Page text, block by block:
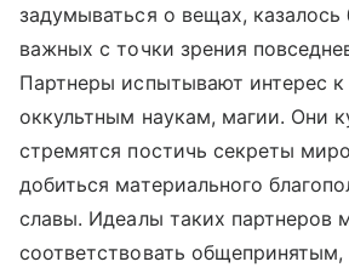
задумываться о вещах,
важных с точки зрения
Партнеры испытывают интерес
оккультным наукам, магии. Они
стремятся постичь секреты
добиться материального
славы. Идеалы таких партнеров
соответствовать